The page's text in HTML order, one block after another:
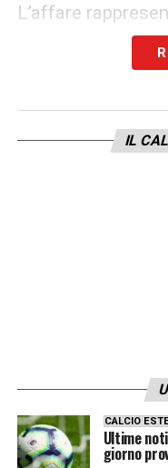
L’affare
plusvalenza per
Cherki nel
strategico in
orientata
confermando
City di investire
il futuro.
IL
CALCIO
Ultime
giorno